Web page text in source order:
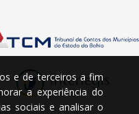
e de terceiros a fim
a experiência do
sociais e analisar o